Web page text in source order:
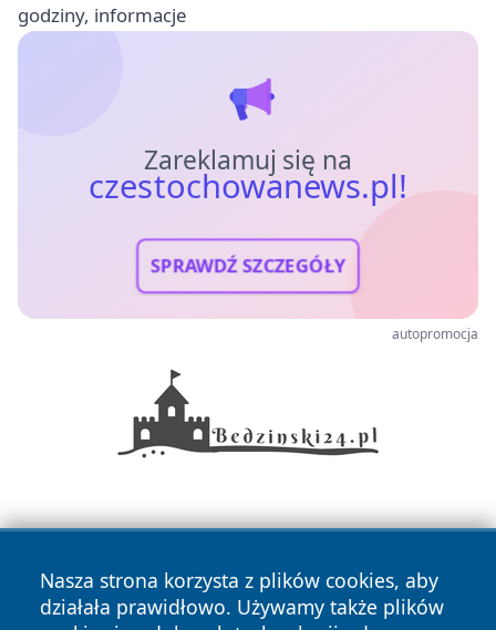
godziny, informacje
Zareklamuj się na
czestochowanews.pl!
SPRAWDŹ SZCZEGÓŁY
autopromocja
Nasza strona korzysta z plików cookies, aby
działała prawidłowo. Używamy także plików